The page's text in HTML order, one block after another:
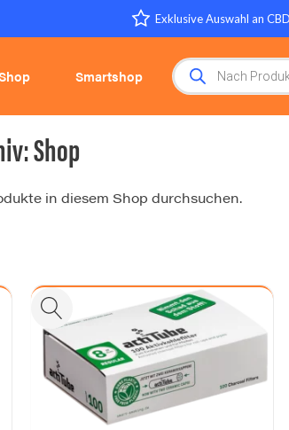
Exklusive Auswahl an
Smartshop Products search
Shop
in diesem Shop durchsuchen.